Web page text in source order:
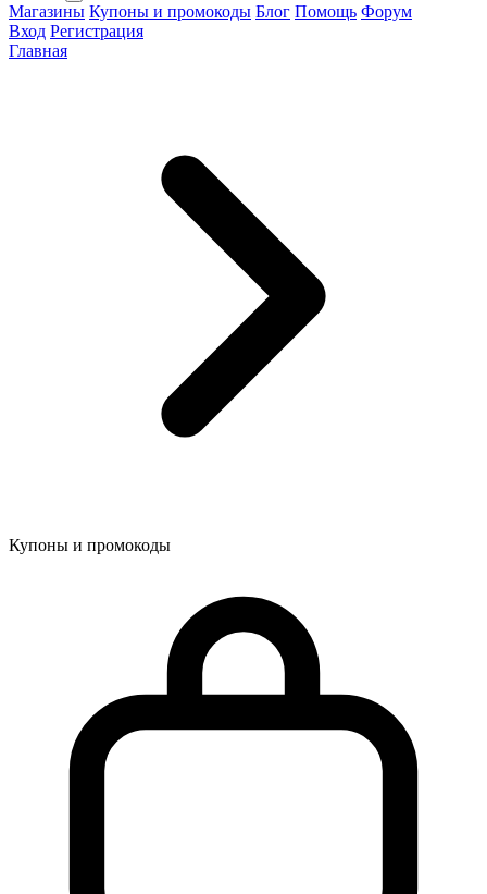
Магазины Купоны и промокоды Блог Помощь Форум
Вход Регистрация
Главная
Купоны и промокоды